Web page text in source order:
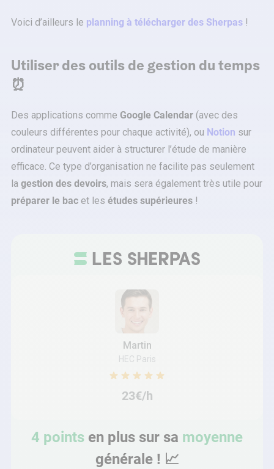
Voici d’ailleurs le planning à télécharger des Sherpas !
Utiliser des outils de gestion du temps
⏰
Des applications comme Google Calendar (avec des
couleurs différentes pour chaque activité), ou Notion sur
ordinateur peuvent aider à structurer l’étude de manière
efficace. Ce type d’organisation ne facilite pas seulement
la gestion des devoirs, mais sera également très utile pour
préparer le bac et les études supérieures !
Martin
HEC Paris
23€/h
4 points en plus sur sa moyenne
générale ! 📈